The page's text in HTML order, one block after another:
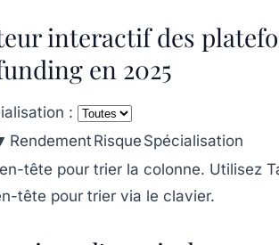
interactif des
en 2025
:
Rendement Risque Spécialisation
tête pour trier la colonne. Utilisez
tête pour trier via le clavier.